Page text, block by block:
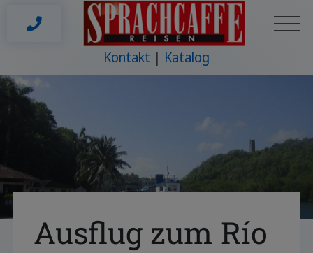
Kontakt Katalog
Ausflug zum Río